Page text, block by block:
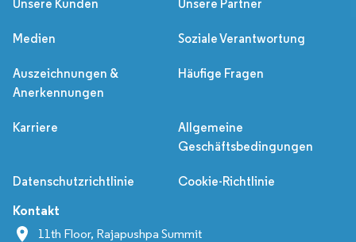
Unsere Kunden Unsere Partner
Medien Soziale Verantwortung
Auszeichnungen &
Anerkennungen
Häufige Fragen
Karriere
Allgemeine
Geschäftsbedingungen
Datenschutzrichtlinie Cookie-Richtlinie
Kontakt
11th Floor, Rajapushpa Summit